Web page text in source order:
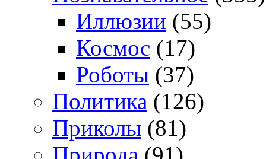
Иллюзии (55)
Космос (17)
Роботы (37)
Политика (126)
Приколы (81)